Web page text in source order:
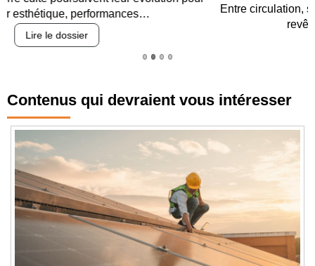
Entre circulation, sécurisation des accès, durabilité des
revêtements et intégration…
Contenus qui devraient vous intéresser